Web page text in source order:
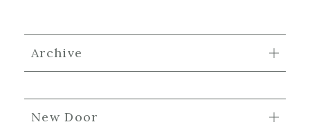
Archive
New Door